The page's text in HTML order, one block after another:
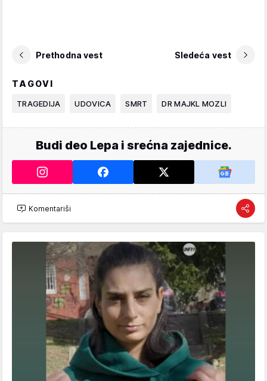
Prethodna vest Sledeća vest
TAGOVI
TRAGEDIJA UDOVICA SMRT DR MAJKL MOZLI
Budi deo Lepa i srećna zajednice.
Komentariši